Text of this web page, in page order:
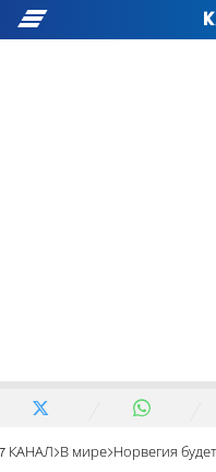
7 КАНАЛ В мире Норвегия будет